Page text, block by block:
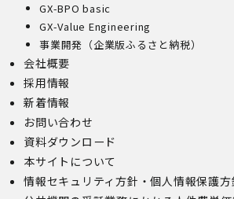
GX-BPO basic
GX-Value Engineering
事業開発（企業版ふるさと納税）
会社概要
採用情報
新着情報
お問い合わせ
資料ダウンロード
本サイトについて
情報セキュリティ方針・個人情報保護方